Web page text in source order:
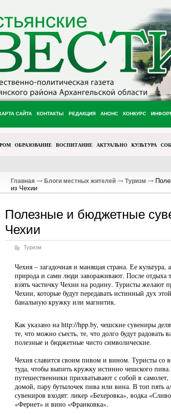
САЙТА КОНТАКТЫ РЕДАКЦИЯ АНОНС КОНКУРС
ОБРАЗОВАНИЕ ВОСПИТАНИЕ АКТУАЛЬНО КУЛЬТУРА
Главная Блоги местных жителей Туризм
из Чехии
Полезные и бюджетные
Чехии
Туризм
Чехия – загадочная и манящая страна. Ее культура,
природа и сами люди завораживают. После отдыха
взять частичку Чехии на родину. Туристы желают
Чехии, которые будут передавать истинный дух
банальную кружку или магнитик.
Как указано на http://hpp.by, чешские сувениры
те, что можно съесть, те, что долго будут радовать
полезные и бюджетные чисто символические.
Чехия славится своим пивом и вином. Туристы со
туда, чтобы выпить кружку истинно чешского
путешественники прихватывают с собой в самолет,
домой, пару бутылочек пива или вина. В топ пять
сувениров входят: ликер «Бехеровка», водка
«Фернет» и вино «Франковка».